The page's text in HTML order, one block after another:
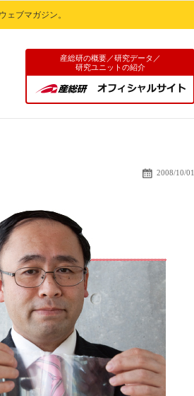
ェブマガジン。
産総研の概要／研究データ／
研究ユニットの紹介
2008/10/01